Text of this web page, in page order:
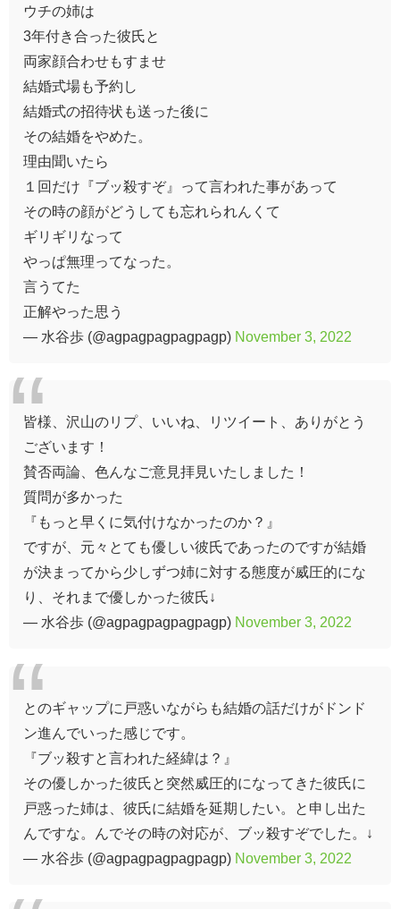
ウチの姉は
3年付き合った彼氏と
両家顔合わせもすませ
結婚式場も予約し
結婚式の招待状も送った後に
その結婚をやめた。
理由聞いたら
１回だけ『ブッ殺すぞ』って言われた事があって
その時の顔がどうしても忘れられんくて
ギリギリなって
やっぱ無理ってなった。
言うてた
正解やった思う
— 水谷歩 (@agpagpagpagpagp) November 3, 2022
皆様、沢山のリプ、いいね、リツイート、ありがとう
ございます！
賛否両論、色んなご意見拝見いたしました！
質問が多かった
『もっと早くに気付けなかったのか？』
ですが、元々とても優しい彼氏であったのですが結婚
が決まってから少しずつ姉に対する態度が威圧的にな
り、それまで優しかった彼氏↓
— 水谷歩 (@agpagpagpagpagp) November 3, 2022
とのギャップに戸惑いながらも結婚の話だけがドンド
ン進んでいった感じです。
『ブッ殺すと言われた経緯は？』
その優しかった彼氏と突然威圧的になってきた彼氏に
戸惑った姉は、彼氏に結婚を延期したい。と申し出た
んですな。んでその時の対応が、ブッ殺すぞでした。↓
— 水谷歩 (@agpagpagpagpagp) November 3, 2022